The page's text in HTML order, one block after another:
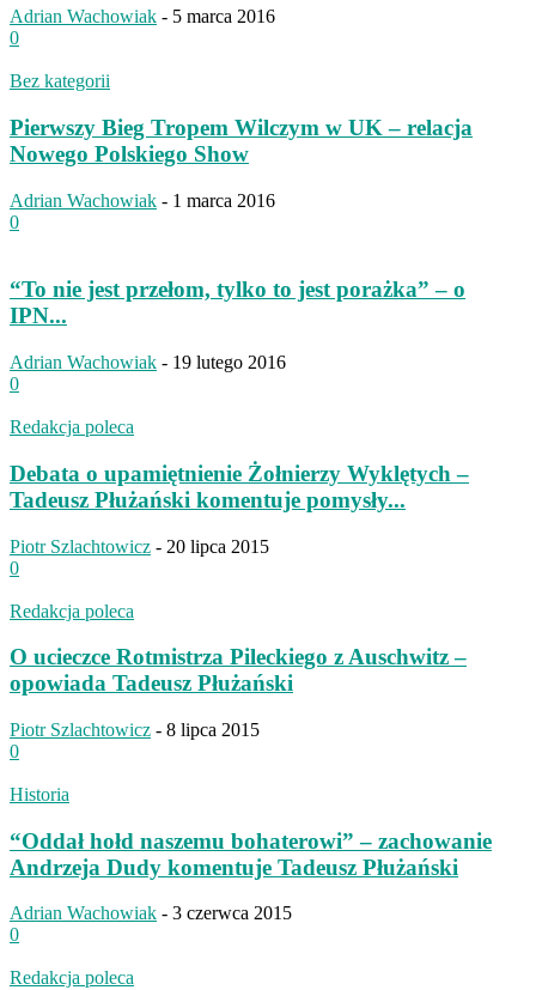
Adrian Wachowiak - 5 marca 2016
0
Bez kategorii
Pierwszy Bieg Tropem Wilczym w UK – relacja
Nowego Polskiego Show
Adrian Wachowiak - 1 marca 2016
0
“To nie jest przełom, tylko to jest porażka” – o
IPN...
Adrian Wachowiak - 19 lutego 2016
0
Redakcja poleca
Debata o upamiętnienie Żołnierzy Wyklętych –
Tadeusz Płużański komentuje pomysły...
Piotr Szlachtowicz - 20 lipca 2015
0
Redakcja poleca
O ucieczce Rotmistrza Pileckiego z Auschwitz –
opowiada Tadeusz Płużański
Piotr Szlachtowicz - 8 lipca 2015
0
Historia
“Oddał hołd naszemu bohaterowi” – zachowanie
Andrzeja Dudy komentuje Tadeusz Płużański
Adrian Wachowiak - 3 czerwca 2015
0
Redakcja poleca